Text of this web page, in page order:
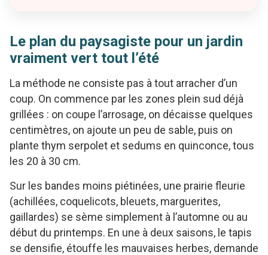
Le plan du paysagiste pour un jardin
vraiment vert tout l’été
La méthode ne consiste pas à tout arracher d’un
coup. On commence par les zones plein sud déjà
grillées : on coupe l’arrosage, on décaisse quelques
centimètres, on ajoute un peu de sable, puis on
plante thym serpolet et sedums en quinconce, tous
les 20 à 30 cm.
Sur les bandes moins piétinées, une prairie fleurie
(achillées, coquelicots, bleuets, marguerites,
gaillardes) se sème simplement à l’automne ou au
début du printemps. En une à deux saisons, le tapis
se densifie, étouffe les mauvaises herbes, demande